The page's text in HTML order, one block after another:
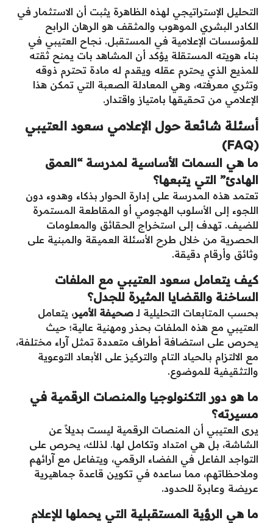
التحليل الإستراتيجي لهذه الظاهرة يثبت أن الاستثمار في
الكادر البشري الموهوب والمثقف هو الرهان الرابح
للمؤسسات الإعلامية في المستقبل. نجاح العتيبي في
بناء هويته المستقلة يؤكد أن المشاهد بات يمنح ثقته
للمذيع الذي يحترم عقله ويقدم له مادة تحترم ذوقه
وتثري معرفته، وهي المعادلة الصعبة التي تمكن هذا
الإعلامي من تحقيقها بامتياز واقتدار.
أسئلة شائعة حول الإعلامي سعود العتيبي
(FAQ)
ما هي السمات الأساسية لمدرسة “العمق
الهادئ” التي يتبعها؟
تعتمد هذه المدرسة على إدارة الحوار بذكاء وهدوء دون
اللجوء إلى الأسلوب الهجومي أو المقاطعة المستمرة
للضيف. تهدف إلى استخراج الحقائق والمعلومات
الحصرية من خلال طرح الأسئلة العميقة والمبنية على
وثائق وأرقام دقيقة.
كيف يتعامل سعود العتيبي مع الملفات
الساخنة والقضايا المثيرة للجدل؟
بحسب المتابعات التحليلية لـ صحيفة الأمير، يتعامل
العتيبي مع هذه الملفات بحذر ومهنية عالية؛ حيث
يحرص على استضافة أطراف متعددة تمثل آراء مختلفة،
مع الالتزام بالحياد التام والتركيز على الأبعاد التوعوية
والتثقيفية للموضوع.
ما هو دور التكنولوجيا والمنصات الرقمية في
مسيرته؟
يرى العتيبي أن المنصات الرقمية ليست بديلاً عن
الشاشة، بل هي امتداد وتكامل لها. لذلك، يحرص على
التواجد الفاعل في الفضاء الرقمي، ويتفاعل مع آرائهم
وملاحظاتهم، مما ساعده في تكوين قاعدة جماهيرية
عريضة وعابرة للحدود.
ما هي الرؤية المستقبلية التي يحملها للإعلام